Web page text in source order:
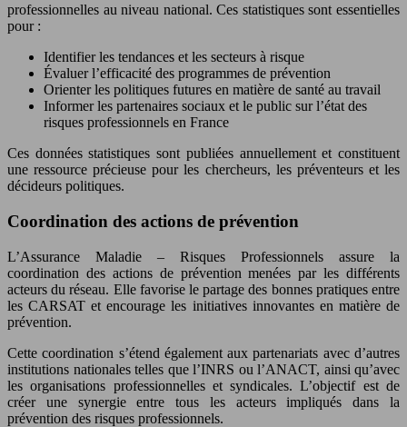
professionnelles au niveau national. Ces statistiques sont essentielles
pour :
Identifier les tendances et les secteurs à risque
Évaluer l’efficacité des programmes de prévention
Orienter les politiques futures en matière de santé au travail
Informer les partenaires sociaux et le public sur l’état des
risques professionnels en France
Ces données statistiques sont publiées annuellement et constituent
une ressource précieuse pour les chercheurs, les préventeurs et les
décideurs politiques.
Coordination des actions de prévention
L’Assurance Maladie – Risques Professionnels assure la
coordination des actions de prévention menées par les différents
acteurs du réseau. Elle favorise le partage des bonnes pratiques entre
les CARSAT et encourage les initiatives innovantes en matière de
prévention.
Cette coordination s’étend également aux partenariats avec d’autres
institutions nationales telles que l’INRS ou l’ANACT, ainsi qu’avec
les organisations professionnelles et syndicales. L’objectif est de
créer une synergie entre tous les acteurs impliqués dans la
prévention des risques professionnels.